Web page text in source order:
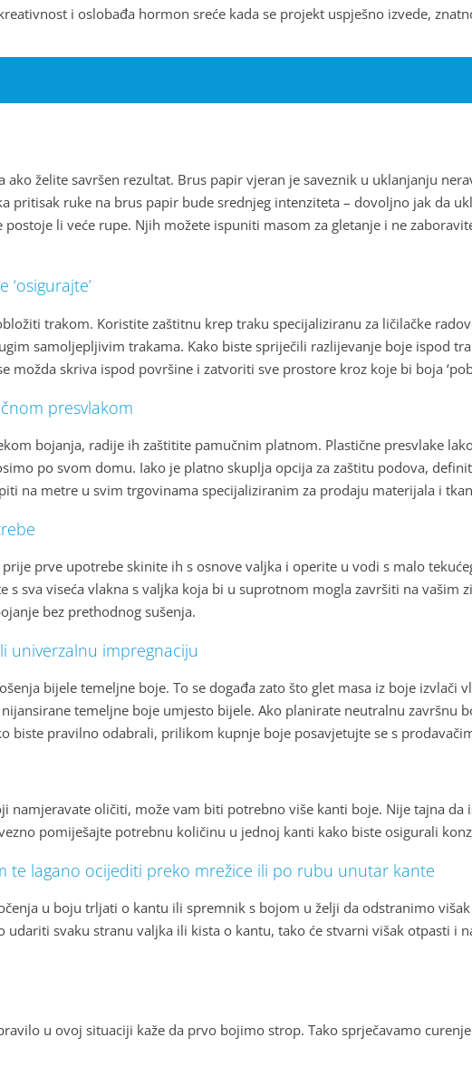
i oslobađa hormon sreće kada se projekt uspješno izvede,
želite savršen rezultat. Brus papir vjeran je saveznik u uklanjanju
ruke na brus papir bude srednjeg intenziteta – dovoljno jak da
li veće rupe. Njih možete ispuniti masom za gletanje i ne
trakom. Koristite zaštitnu krep traku specijaliziranu za ličilačke
samoljepljivim trakama. Kako biste spriječili razlijevanje boje ispod
možda skriva ispod površine i zatvoriti sve prostore kroz koje bi boja
presvlakom
bojanja, radije ih zaštitite pamučnim platnom. Plastične presvlake
po svom domu. Iako je platno skuplja opcija za zaštitu podova,
na metre u svim trgovinama specijaliziranim za prodaju materijala i
prve upotrebe skinite ih s osnove valjka i operite u vodi s malo
s sva viseća vlakna s valjka koja bi u suprotnom mogla završiti na vašim
bez prethodnog sušenja.
univerzalnu impregnaciju
bijele temeljne boje. To se događa zato što glet masa iz boje izvlači
temeljne boje umjesto bijele. Ako planirate neutralnu završnu
biste pravilno odabrali, prilikom kupnje boje posavjetujte se s
namjeravate oličiti, može vam biti potrebno više kanti boje. Nije tajna da
pomiješajte potrebnu količinu u jednoj kanti kako biste osigurali
te lagano ocijediti preko mrežice ili po rubu unutar kante
u boju trljati o kantu ili spremnik s bojom u želji da odstranimo
udariti svaku stranu valjka ili kista o kantu, tako će stvarni višak otpasti i
u ovoj situaciji kaže da prvo bojimo strop. Tako sprječavamo